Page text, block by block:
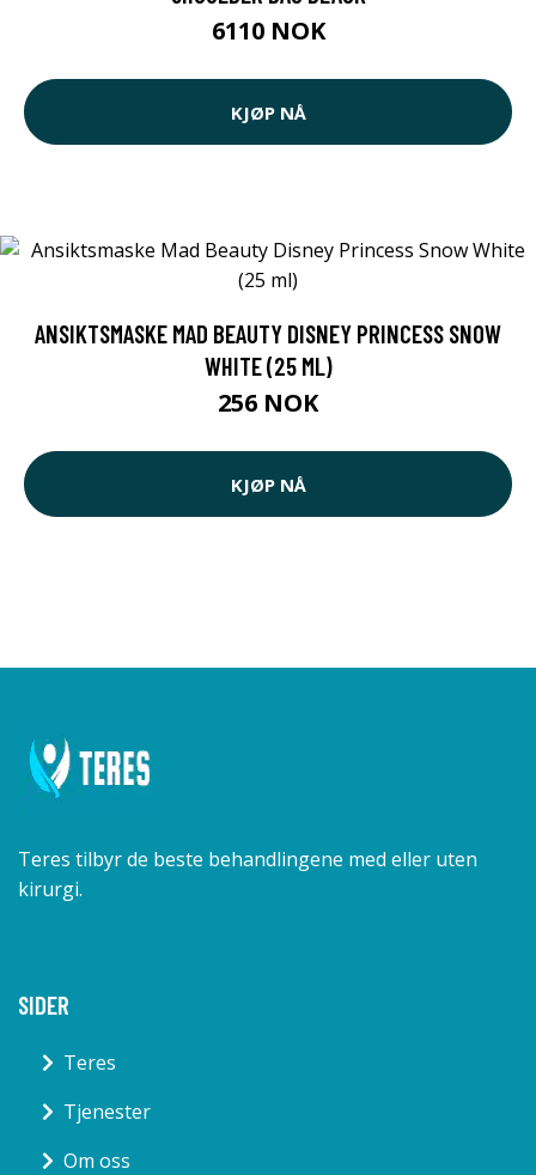
6110 NOK
KJØP NÅ
ANSIKTSMASKE MAD BEAUTY DISNEY PRINCESS SNOW
WHITE (25 ML)
256 NOK
KJØP NÅ
Teres tilbyr de beste behandlingene med eller uten
kirurgi.
SIDER
Teres
Tjenester
Om oss